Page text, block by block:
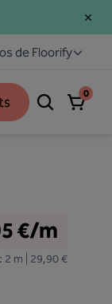
de Floorify
0
€/m
2 m | 29,90 €